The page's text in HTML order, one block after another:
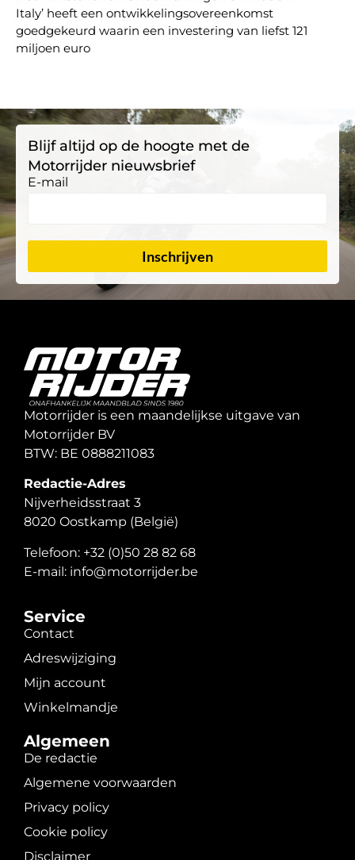
Italy’ heeft een ontwikkelingsovereenkomst
goedgekeurd waarin een investering van liefst 121
miljoen euro
Blijf altijd op de hoogte met de
Motorrijder nieuwsbrief
E-mail
Inschrijven
Motorrijder is een maandelijkse uitgave van
Motorrijder BV
BTW: BE 0888211083
Redactie-Adres
Nijverheidsstraat 3
8020 Oostkamp (België)
Telefoon: +32 (0)50 28 82 68
E-mail: info@motorrijder.be
Service
Contact
Adreswijziging
Mijn account
Winkelmandje
Algemeen
De redactie
Algemene voorwaarden
Privacy policy
Cookie policy
Disclaimer